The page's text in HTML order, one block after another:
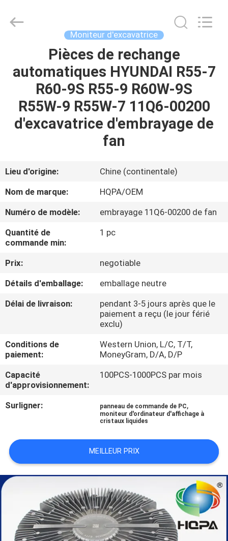
MAISON
PRODUITS
AU
NOUS
D'USINE
DE
QUALITÉ
DU
SITE
PRIVACY
POLICY
Management
Services
Moniteur d'excavatrice
Pièces de rechange
automatiques HYUNDAI R55-7
R60-9S R55-9 R60W-9S
R55W-9 R55W-7 11Q6-00200
d'excavatrice d'embrayage de
fan
Lieu d'origine:
Chine (continentale)
Nom de marque:
HQPA/OEM
Numéro de modèle:
embrayage 11Q6-00200 de fan
Quantité de
commande min:
1 pc
Prix:
negotiable
Détails d'emballage:
emballage neutre
Délai de livraison:
pendant 3-5 jours après que le
paiement a reçu (le jour férié
exclu)
Conditions de
paiement:
Western Union, L/C, T/T,
MoneyGram, D/A, D/P
Capacité
d'approvisionnement:
100PCS-1000PCS par mois
Surligner: panneau de commande de PC,
moniteur d'ordinateur d'affichage à
cristaux liquides
MEILLEUR PRIX